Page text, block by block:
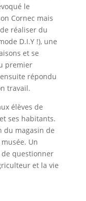
le
Cornec mais
réaliser du
D.I.Y !), une
et se
premier
répondu
travail.
élèves de
ses habitants.
du magasin de
Un
questionner
et la vie